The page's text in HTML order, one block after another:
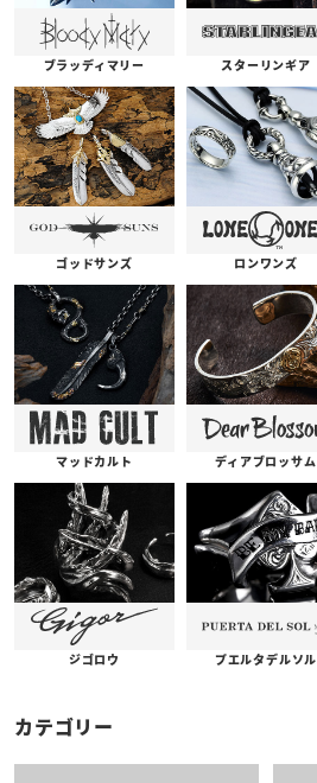
ブラッディマリー スターリンギア
ゴッドサンズ ロンワンズ
マッドカルト ディアブロッサム
ジゴロウ プエルタデルソル
カテゴリー